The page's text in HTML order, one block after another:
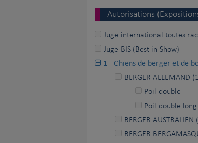
Autorisations
Juge international toutes
Juge BIS (Best in Show)
1 - Chiens de berger et de
BERGER ALLEMAND
Poil double
Poil double long
BERGER AUSTRALIEN
BERGER